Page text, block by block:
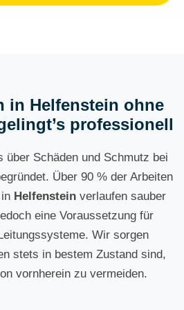
in Helfenstein ohne
professionell
über Schäden und Schmutz bei
Über 90 % der Arbeiten
in Helfenstein verlaufen sauber
eine Voraussetzung für
Wir sorgen
stets in bestem Zustand sind,
vornherein zu vermeiden.